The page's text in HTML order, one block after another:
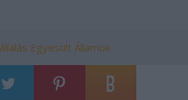
Egyesült Államok